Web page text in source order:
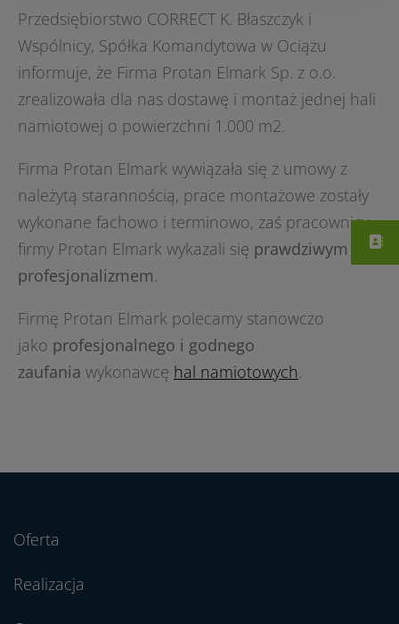
Przedsiębiorstwo CORRECT K. Błaszczyk i
Wspólnicy, Spółka Komandytowa w Ociążu
informuje, że Firma Protan Elmark Sp. z o.o.
zrealizowała dla nas dostawę i montaż jednej hali
namiotowej o powierzchni 1.000 m2.
Firma Protan Elmark wywiązała się z umowy z
należytą starannością, prace montażowe zostały
wykonane fachowo i terminowo, zaś pracownicy
firmy Protan Elmark wykazali się prawdziwym
profesjonalizmem.
Firmę Protan Elmark polecamy stanowczo
jako profesjonalnego i godnego
zaufania wykonawcę hal namiotowych.
Oferta
Realizacja